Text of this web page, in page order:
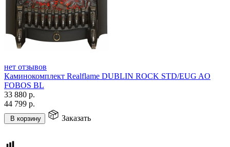
нет отзывов
Каминокомплект Realflame DUBLIN ROCK STD/EUG AO
FOBOS BL
33 880 р.
44 799 р.
В корзину Заказать